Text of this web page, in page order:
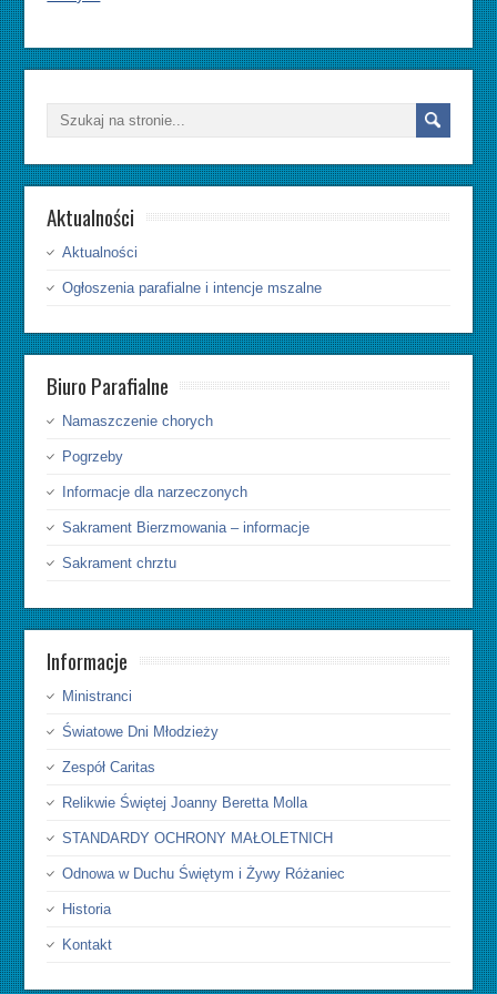
Aktualności
Aktualności
Ogłoszenia parafialne i intencje mszalne
Biuro Parafialne
Namaszczenie chorych
Pogrzeby
Informacje dla narzeczonych
Sakrament Bierzmowania – informacje
Sakrament chrztu
Informacje
Ministranci
Światowe Dni Młodzieży
Zespół Caritas
Relikwie Świętej Joanny Beretta Molla
STANDARDY OCHRONY MAŁOLETNICH
Odnowa w Duchu Świętym i Żywy Różaniec
Historia
Kontakt